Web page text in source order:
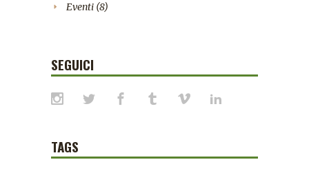
Eventi (8)
SEGUICI
TAGS